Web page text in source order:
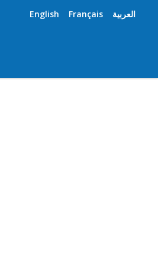
English Français العربية